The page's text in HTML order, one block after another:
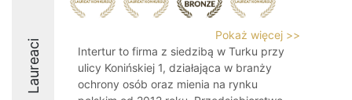
Laureaci
Pokaż więcej >>
Intertur to firma z siedzibą w Turku przy
ulicy Konińskiej 1, działająca w branży
ochrony osób oraz mienia na rynku